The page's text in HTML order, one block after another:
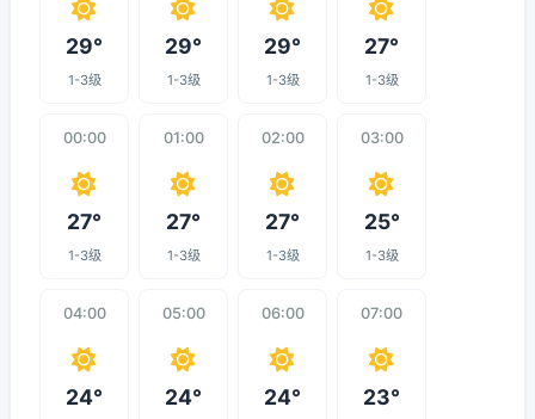
29°
1-3级
29°
1-3级
29°
1-3级
27°
1-3级
00:00
27°
1-3级
01:00
27°
1-3级
02:00
27°
1-3级
03:00
25°
1-3级
04:00
24°
05:00
24°
06:00
24°
07:00
23°